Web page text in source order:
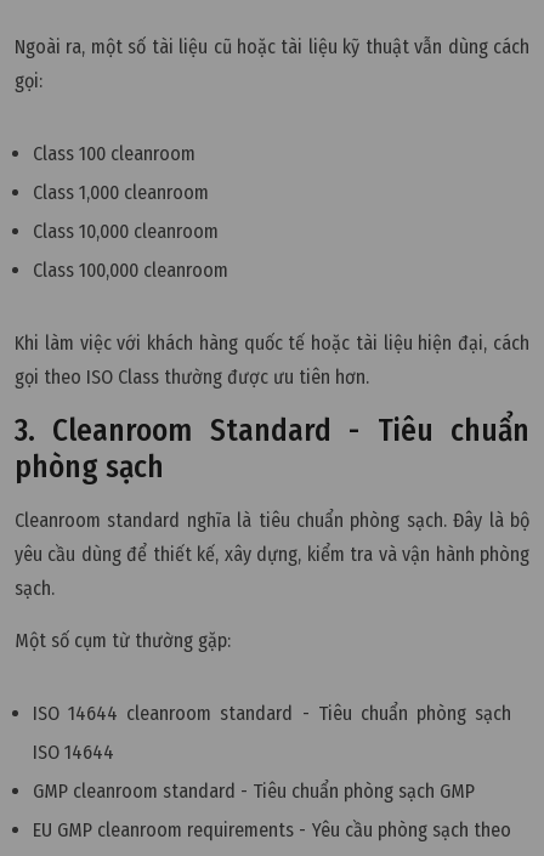
Ngoài ra, một số tài liệu cũ hoặc tài liệu kỹ thuật vẫn dùng cách
gọi:
Class 100 cleanroom
Class 1,000 cleanroom
Class 10,000 cleanroom
Class 100,000 cleanroom
Khi làm việc với khách hàng quốc tế hoặc tài liệu hiện đại, cách
gọi theo ISO Class thường được ưu tiên hơn.
3. Cleanroom Standard - Tiêu chuẩn
phòng sạch
Cleanroom standard nghĩa là tiêu chuẩn phòng sạch. Đây là bộ
yêu cầu dùng để thiết kế, xây dựng, kiểm tra và vận hành phòng
sạch.
Một số cụm từ thường gặp:
ISO 14644 cleanroom standard - Tiêu chuẩn phòng sạch
ISO 14644
GMP cleanroom standard - Tiêu chuẩn phòng sạch GMP
EU GMP cleanroom requirements - Yêu cầu phòng sạch theo